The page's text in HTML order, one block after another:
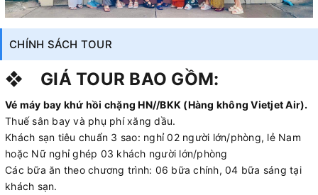
CHÍNH SÁCH TOUR
❖ GIÁ TOUR BAO GỒM:
Vé máy bay khứ hồi chặng HN//BKK (Hàng không Vietjet Air).
Thuế sân bay và phụ phí xăng dầu.
Khách sạn tiêu chuẩn 3 sao: nghỉ 02 người lớn/phòng, lẻ Nam
hoặc Nữ nghỉ ghép 03 khách người lớn/phòng
Các bữa ăn theo chương trình: 06 bữa chính, 04 bữa sáng tại
khách sạn.